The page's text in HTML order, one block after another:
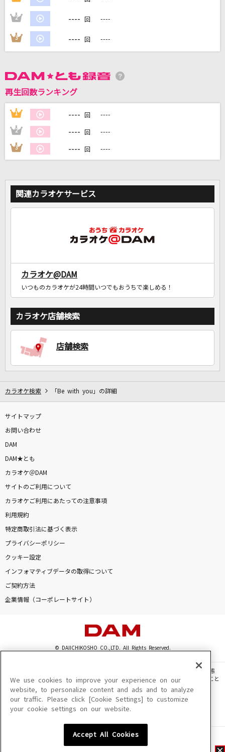
DAMの新曲・ランキングなど
DAMに会員登録・ログインして
カラオケをもっと楽しもう！
2 ---- 回 ----
3 ---- 回 ----
再生回数ランキング
1 ---- 回 ----
2 ---- 回 ----
3 ---- 回 ----
関連カラオケサービス
カラオケ@DAM
いつものカラオケが24時間いつでもおうちで楽しめる！
カラオケ店舗検索
店舗検索
カラオケ検索 「Be with you」の詳細
サイトマップ
お問い合わせ
DAM
DAM★とも
カラオケ＠DAM
サイトのご利用について
カラオケご利用にあたっての注意事項
利用規約
特定商取引法に基づく表示
プライバシーポリシー
クッキー設定
インフォマティブデータの取得について
ご契約方法
企業情報（コーポレートサイト）
© DAIICHIKOSHO CO.,LTD. All Rights Reserved.
このサイトに掲載されている一切の文章・画像・写真・動画・音声等を、手段や形態
を問わず、著作権法の定める範囲を超えて無断で複製、転載、ファイル化などすること
を禁じます。
楽曲及びコンテンツは、機種によりご利用いただけない場合があります。
楽曲及びコンテンツの配信日、配信内容が変更になる場合があります。
We use cookies to improve your experience on our
website, to personalize content and ads and to analyze
our traffic. Please click [Cookie Settings] to customize
your cookie settings on our website.
Accept All Cookies